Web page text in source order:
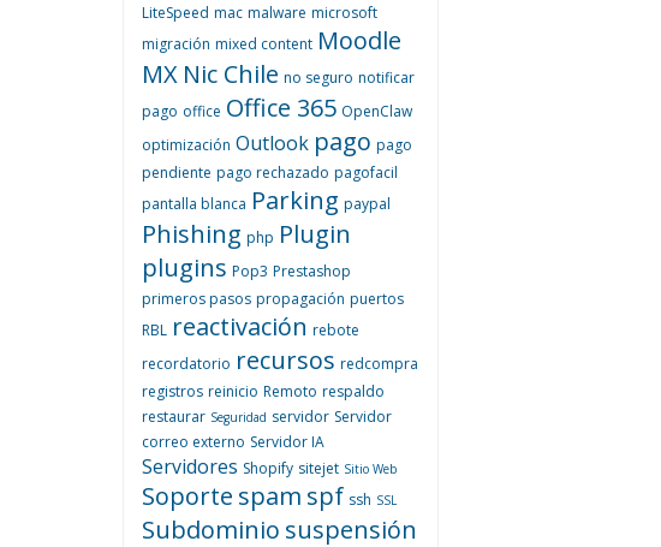
LiteSpeed mac malware microsoft
migración mixed content Moodle
MX Nic Chile no seguro notificar
pago office Office 365 OpenClaw
optimización Outlook pago pago
pendiente pago rechazado pagofacil
pantalla blanca Parking paypal
Phishing php Plugin
plugins Pop3 Prestashop
primeros pasos propagación puertos
RBL reactivación rebote
recordatorio recursos redcompra
registros reinicio Remoto respaldo
restaurar Seguridad servidor Servidor
correo externo Servidor IA
Servidores Shopify sitejet Sitio Web
Soporte spam spf ssh SSL
Subdominio suspensión